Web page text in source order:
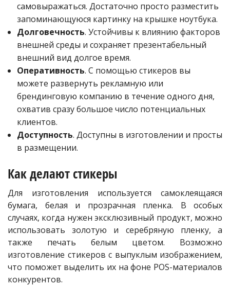
самовыражаться. Достаточно просто разместить
запоминающуюся картинку на крышке ноутбука.
Долговечность. Устойчивы к влиянию факторов
внешней среды и сохраняет презентабельный
внешний вид долгое время.
Оперативность. С помощью стикеров вы
можете развернуть рекламную или
брендинговую компанию в течение одного дня,
охватив сразу большое число потенциальных
клиентов.
Доступность. Доступны в изготовлении и просты
в размещении.
Как делают стикеры
Для изготовления используется самоклеящаяся
бумага, белая и прозрачная пленка. В особых
случаях, когда нужен эксклюзивный продукт, можно
использовать золотую и серебряную пленку, а
также печать белым цветом. Возможно
изготовление стикеров с выпуклым изображением,
что поможет выделить их на фоне POS-материалов
конкурентов.